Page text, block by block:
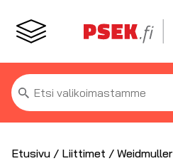
Etsi:
Etusivu / Liittimet / Weidmuller